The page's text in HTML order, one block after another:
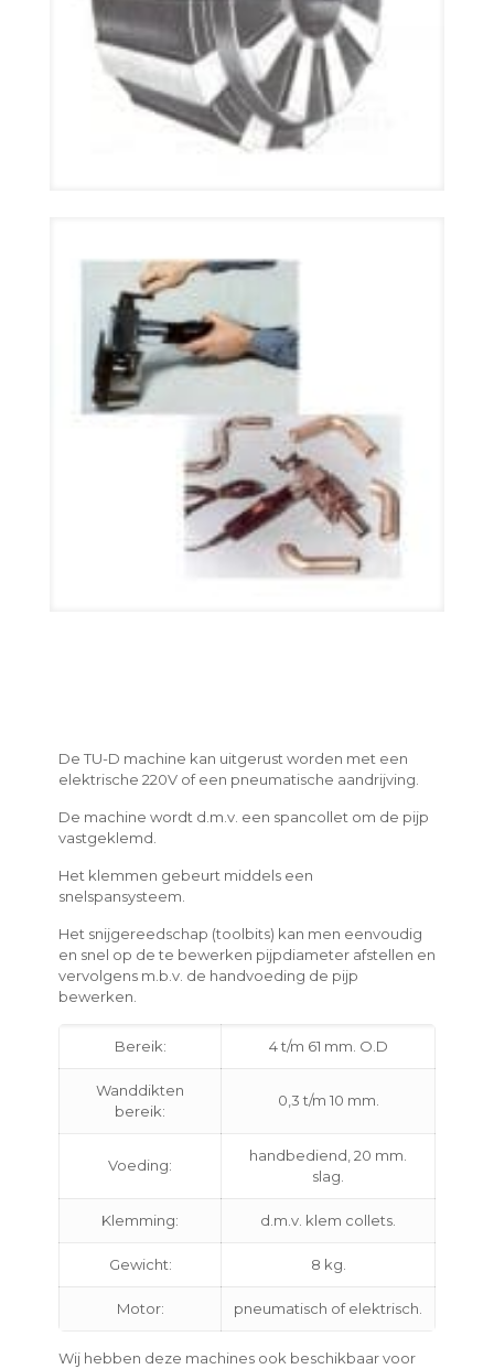
De TU-D machine kan uitgerust worden met een
elektrische 220V of een pneumatische aandrijving.
De machine wordt d.m.v. een spancollet om de pijp
vastgeklemd.
Het klemmen gebeurt middels een
snelspansysteem.
Het snijgereedschap (toolbits) kan men eenvoudig
en snel op de te bewerken pijpdiameter afstellen en
vervolgens m.b.v. de handvoeding de pijp
bewerken.
Bereik: 4 t/m 61 mm. O.D
Wanddikten
bereik:
0,3 t/m 10 mm.
Voeding:
handbediend, 20 mm.
slag.
Klemming: d.m.v. klem collets.
Gewicht: 8 kg.
Motor: pneumatisch of elektrisch.
Wij hebben deze machines ook beschikbaar voor